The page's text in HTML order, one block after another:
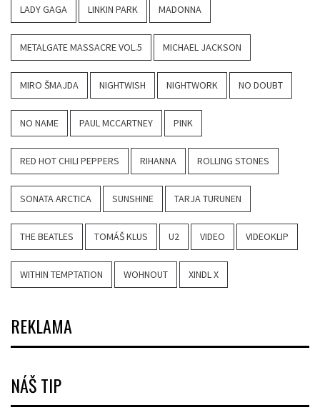
LADY GAGA LINKIN PARK MADONNA
METALGATE MASSACRE VOL.5 MICHAEL JACKSON
MIRO ŠMAJDA NIGHTWISH NIGHTWORK NO DOUBT
NO NAME PAUL MCCARTNEY PINK
RED HOT CHILI PEPPERS RIHANNA ROLLING STONES
SONATA ARCTICA SUNSHINE TARJA TURUNEN
THE BEATLES TOMÁŠ KLUS U2 VIDEO VIDEOKLIP
WITHIN TEMPTATION WOHNOUT XINDL X
REKLAMA
NÁŠ TIP